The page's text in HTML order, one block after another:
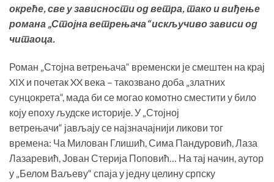
окреће, све у зависности од ветра, тако и виђење
романа „Стојна ветрењача“ искључиво зависи од
читаоца.
Роман „Стојна ветрењача“ временски је смештен на крај
XIX и почетак XX века – такозвано доба „златних
сунцокрета“, мада би се могао комотно сместити у било
коју епоху људске историје. У „Стојној
ветрењачи“ јављају се најзначајнији ликови тог
времена: Ча Милован Глишић, Сима Пандуровић, Лаза
Лазаревић, Јован Стерија Поповић… На тај начин, аутор
у „Белом Ваљеву“ спаја у једну целину српску